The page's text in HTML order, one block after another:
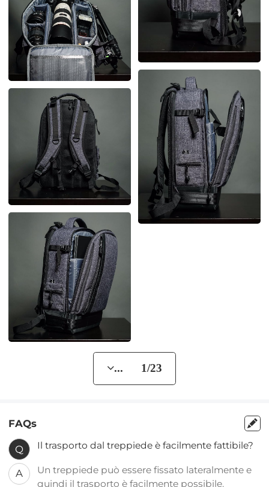
... 1/23
FAQs
Q Il trasporto dal treppiede è facilmente fattibile?
A
Un treppiede può essere fissato lateralmente e
quindi il trasporto è facilmente possibile.